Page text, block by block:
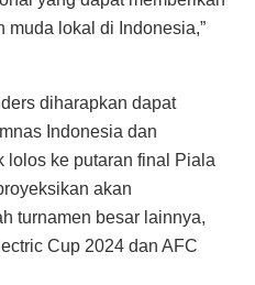
muda lokal di Indonesia,”
diharapkan dapat
Indonesia dan
lolos ke putaran final Piala
akan
turnamen besar lainnya,
Cup 2024 dan AFC